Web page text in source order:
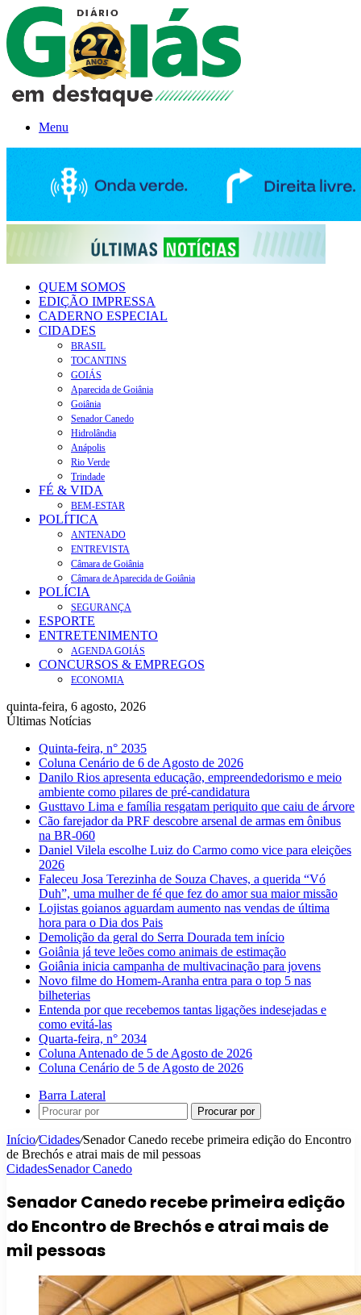
Menu
QUEM SOMOS
EDIÇÃO IMPRESSA
CADERNO ESPECIAL
CIDADES
BRASIL
TOCANTINS
GOIÁS
Aparecida de Goiânia
Goiânia
Senador Canedo
Hidrolândia
Anápolis
Rio Verde
Trindade
FÉ & VIDA
BEM-ESTAR
POLÍTICA
ANTENADO
ENTREVISTA
Câmara de Goiânia
Câmara de Aparecida de Goiânia
POLÍCIA
SEGURANÇA
ESPORTE
ENTRETENIMENTO
AGENDA GOIÁS
CONCURSOS & EMPREGOS
ECONOMIA
quinta-feira, 6 agosto, 2026
Últimas Notícias
Quinta-feira, n° 2035
Coluna Cenário de 6 de Agosto de 2026
Danilo Rios apresenta educação, empreendedorismo e meio
ambiente como pilares de pré-candidatura
Gusttavo Lima e família resgatam periquito que caiu de árvore
Cão farejador da PRF descobre arsenal de armas em ônibus
na BR-060
Daniel Vilela escolhe Luiz do Carmo como vice para eleições
2026
Faleceu Josa Terezinha de Souza Chaves, a querida “Vó
Duh”, uma mulher de fé que fez do amor sua maior missão
Lojistas goianos aguardam aumento nas vendas de última
hora para o Dia dos Pais
Demolição da geral do Serra Dourada tem início
Goiânia já teve leões como animais de estimação
Goiânia inicia campanha de multivacinação para jovens
Novo filme do Homem-Aranha entra para o top 5 nas
bilheterias
Entenda por que recebemos tantas ligações indesejadas e
como evitá-las
Quarta-feira, n° 2034
Coluna Antenado de 5 de Agosto de 2026
Coluna Cenário de 5 de Agosto de 2026
Barra Lateral
Procurar por
Início/Cidades/Senador Canedo recebe primeira edição do Encontro
de Brechós e atrai mais de mil pessoas
CidadesSenador Canedo
Senador Canedo recebe primeira edição
do Encontro de Brechós e atrai mais de
mil pessoas